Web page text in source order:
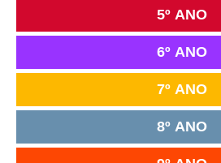
5º ANO
6º ANO
7º ANO
8º ANO